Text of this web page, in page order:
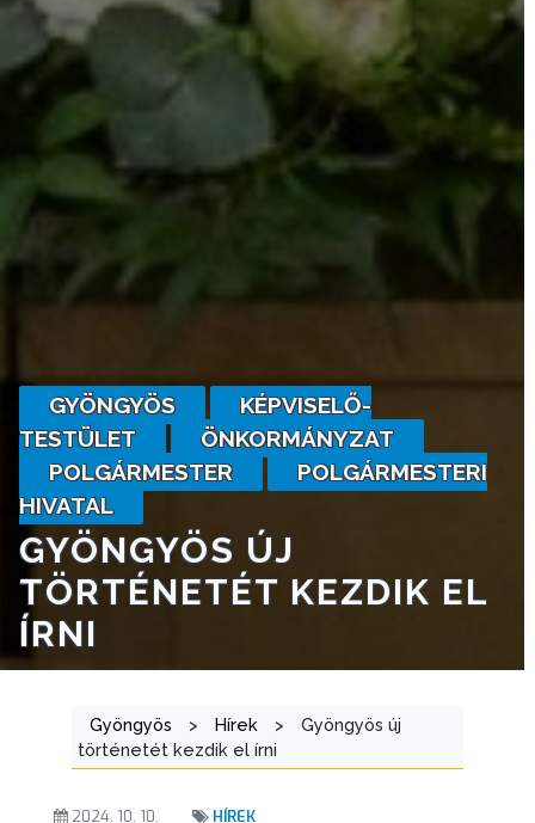
GYÖNGYÖS
KÉPVISELŐ-
TESTÜLET
ÖNKORMÁNYZAT
POLGÁRMESTER
POLGÁRMESTERI
HIVATAL
GYÖNGYÖS ÚJ
TÖRTÉNETÉT KEZDIK EL
ÍRNI
Gyöngyös > Hírek >
Gyöngyös új
történetét kezdik el írni
2024. 10. 10. HÍREK